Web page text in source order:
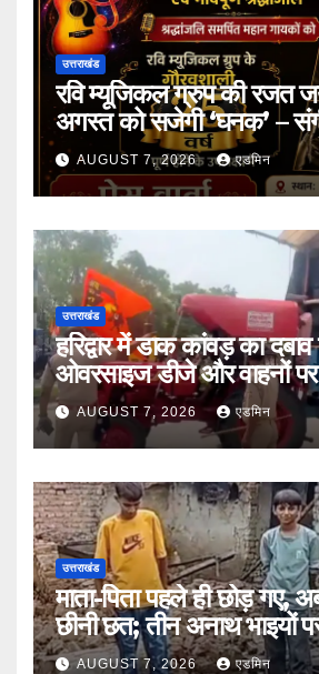
उत्तराखंड
रवि म्यूजिकल ग्रुप की रजत
अगस्त को सजेगी ‘घनक’ –
AUGUST 7, 2026 एडमिन
उत्तराखंड
हरिद्वार में डाक कांवड़ का दबाव
ओवरसाइज डीजे और वाहनों
सख्तAUGUST 7, 2026 एडमिन
उत्तराखंड
माता-पिता पहले ही छोड़ गए,
छीनी छत; तीन अनाथ भाइयों
पहाड़AUGUST 7, 2026 एडमिन